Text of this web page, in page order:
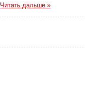
Читать дальше »